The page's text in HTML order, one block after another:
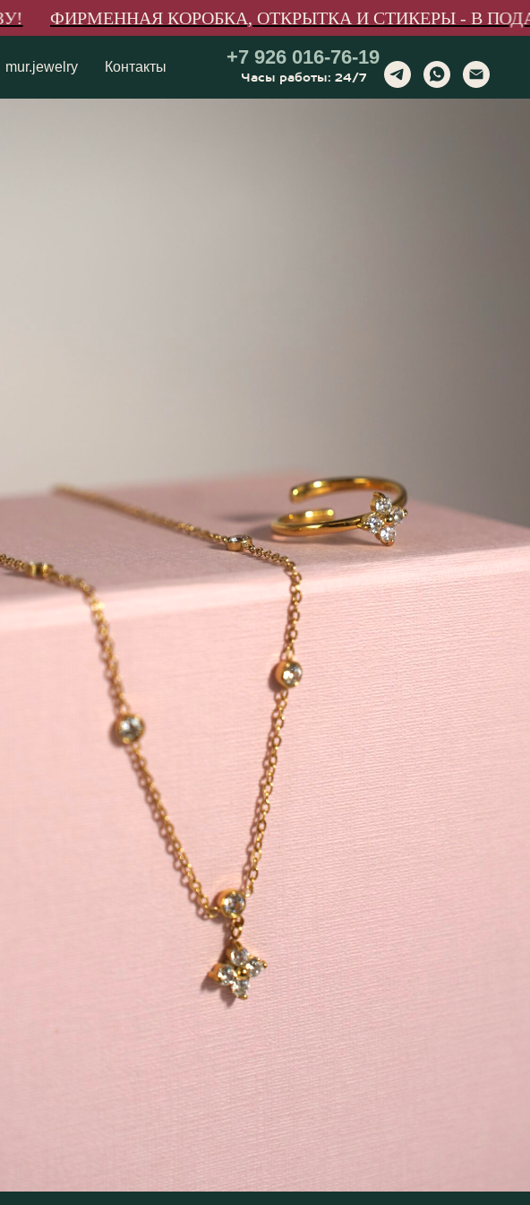
ФИРМЕННАЯ КОРОБКА, ОТКРЫТКА И СТИКЕРЫ - В
mur.jewelry Контакты +7 926 016-76-19
Часы работы: 24/7